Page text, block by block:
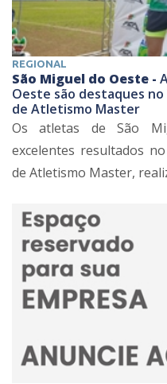
REGIONAL
São Miguel do Oeste -
Oeste são destaques
de Atletismo Master
Os atletas de São
excelentes resultados
de Atletismo Master,